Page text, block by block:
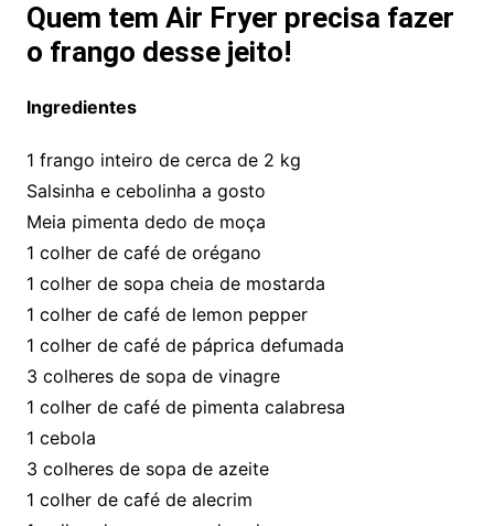
Quem tem Air Fryer precisa fazer
o frango desse jeito!
Ingredientes
1 frango inteiro de cerca de 2 kg
Salsinha e cebolinha a gosto
Meia pimenta dedo de moça
1 colher de café de orégano
1 colher de sopa cheia de mostarda
1 colher de café de lemon pepper
1 colher de café de páprica defumada
3 colheres de sopa de vinagre
1 colher de café de pimenta calabresa
1 cebola
3 colheres de sopa de azeite
1 colher de café de alecrim